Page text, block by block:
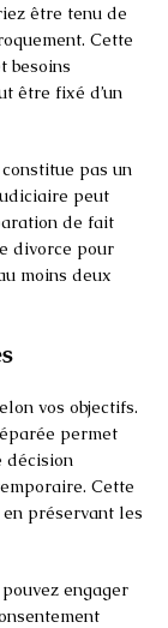
être tenu de
Cette
besoins
être fixé d’un
pas un
peut
de fait
divorce pour
moins deux
vos objectifs.
permet
décision
Cette
préservant les
engager